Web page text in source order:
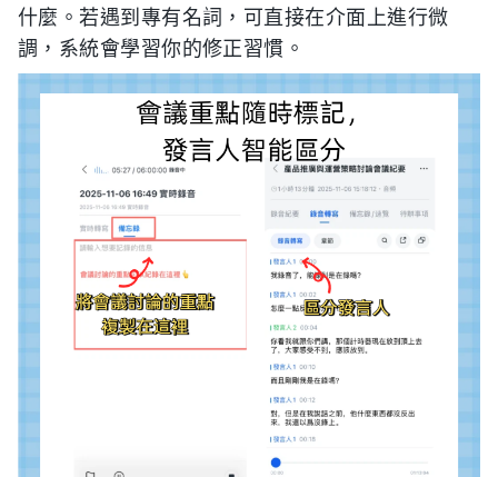
什麼。若遇到專有名詞，可直接在介面上進行微
調，系統會學習你的修正習慣。